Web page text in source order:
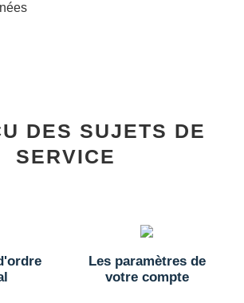
DES SUJETS DE
SERVICE
Les paramètres de
votre compte